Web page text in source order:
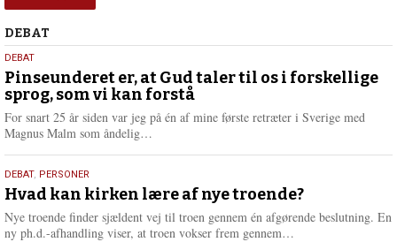
Debat
DEBAT
5.
august
2026
DEBAT
Pinseunderet er, at Gud taler til os i forskellige
sprog, som vi kan forstå
For snart 25 år siden var jeg på én af mine første retræter i Sverige med
Magnus Malm som åndelig…
e
e
25.
juli
2026
DEBAT, PERSONER
Hvad kan kirken lære af nye troende?
Nye troende finder sjældent vej til troen gennem én afgørende beslutning. En
ny ph.d.-afhandling viser, at troen vokser frem gennem…